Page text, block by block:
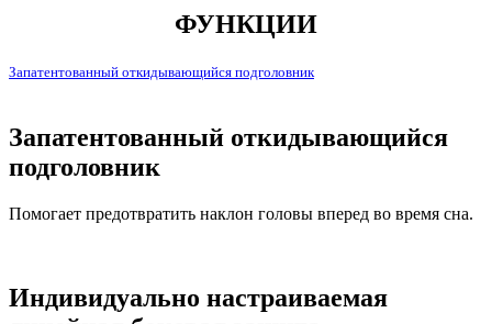
ФУНКЦИИ
Запатентованный откидывающийся подголовник
Запатентованный откидывающийся
подголовник
Помогает предотвратить наклон головы вперед во время сна.
Индивидуально настраиваемая